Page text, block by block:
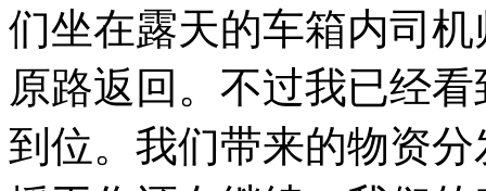
们坐在露天的车箱内司
原路返回。不过我已经
到位。我们带来的物资